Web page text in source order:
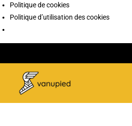
Politique de cookies
Politique d’utilisation des cookies